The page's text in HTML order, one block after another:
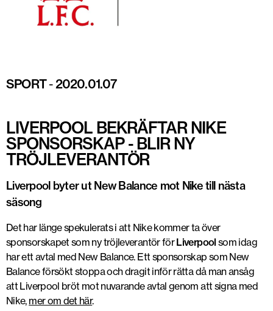
SPORT-2020.01.07
LIVERPOOL BEKRÄFTAR NIKE
SPONSORSKAP - BLIR NY
TRÖJLEVERANTÖR
Liverpool byter ut New Balance mot Nike till nästa
säsong
Det har länge spekulerats i att Nike kommer ta över
sponsorskapet som ny tröjleverantör förLiverpool som idag
har ett avtal med New Balance. Ett sponsorskap som New
Balance försökt stoppa och dragit inför rätta då man ansåg
att Liverpool bröt mot nuvarande avtal genom att signa med
Nike, mer om det här.